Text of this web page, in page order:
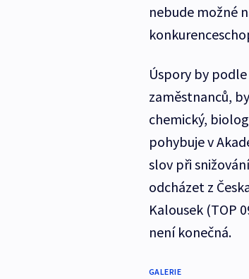
nebude možné
Úspory by
zaměstnanců,
chemický,
pohybuje v
slov při
odcházet z
Kalousek (TOP
není konečná.
GALERIE